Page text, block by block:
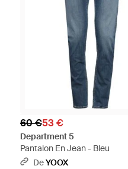
60 €53 €
Department 5
Pantalon En Jean - Bleu
DeYOOX